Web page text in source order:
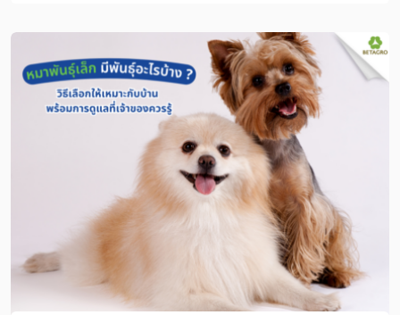
เลี้ยงให้เหมาะกับบ้านไทย การดูแลขน อาหาร การออกกำลัง
กาย รวมถึงโรคที่เจ้าของควรระวัง เพื่อช่วยให้ตัดสินใจได้ง่าย
ขึ้นว่าไซบีเรียนเหมาะกับไลฟ์สไตล์ของคุณหรือไม่ หมายเหตุ:
บทความนี้เป็นข้อมูลพื้นฐานสำหรับการดูแลสุนัขไซบีเรียน ฮัสกี้
ไม่ใช่การวินิจฉัยหรือรักษาโรค หากสุนัขมีอาการผิดปกติ เช่น
ซึม ไม่กินอาหาร หอบหนัก เดินกะเผลก หรือตามัว ควรพาไป
พบสัตวแพทย์โดยตรง สารบัญเนื้อหา หมาไซบีเรียน ฮัสกี้ คือ
สุนัขแบบไหน นิสัยของไซบีเรียน ฮัสกี้ ไซบีเรียนเลี้ยงยากไหม
เหมาะกับใคร เลี้ยงไซบีเรียนในไทย ต้องระวังอะไร ไซบีเรียนข
นร่วงเยอะไหม และดูแลขนอย่างไร ไซบีเรียนต้องออกกำลัง
กายแค่ไหน อาหารไซบีเรียนควรเป็นแบบไหน […]